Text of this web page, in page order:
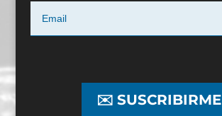
✉️ SUSCRIBIRME